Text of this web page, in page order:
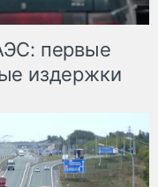
первые
издержки